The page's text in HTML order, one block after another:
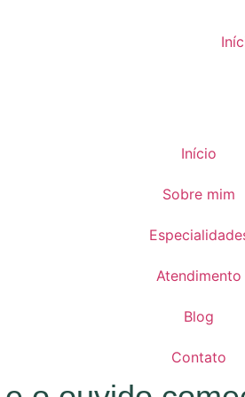
Início
Sobre mim
Atendimento
Blog
Contato